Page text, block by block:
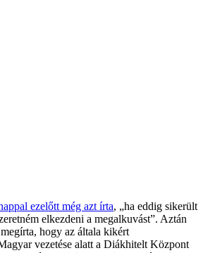
ezelőtt még azt írta, „ha eddig sikerült
elkezdeni a megalkuvást”. Aztán
hogy az általa kikért
vezetése alatt a Diákhitelt Központ